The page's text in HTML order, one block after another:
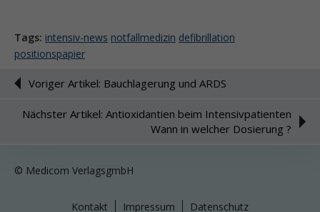
Tags: intensiv-news notfallmedizin defibrillation
positionspapier
Voriger Artikel: Bauchlagerung und ARDS
Nächster Artikel: Antioxidantien beim Intensivpatienten
Wann in welcher Dosierung ?
© Medicom VerlagsgmbH
Kontakt Impressum Datenschutz